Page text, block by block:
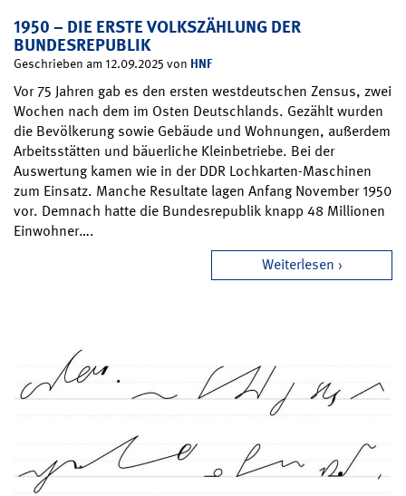
1950 – DIE ERSTE VOLKSZÄHLUNG DER
BUNDESREPUBLIK
Geschrieben am 12.09.2025 von HNF
Vor 75 Jahren gab es den ersten westdeutschen Zensus, zwei
Wochen nach dem im Osten Deutschlands. Gezählt wurden
die Bevölkerung sowie Gebäude und Wohnungen, außerdem
Arbeitsstätten und bäuerliche Kleinbetriebe. Bei der
Auswertung kamen wie in der DDR Lochkarten-Maschinen
zum Einsatz. Manche Resultate lagen Anfang November 1950
vor. Demnach hatte die Bundesrepublik knapp 48 Millionen
Einwohner….
Weiterlesen